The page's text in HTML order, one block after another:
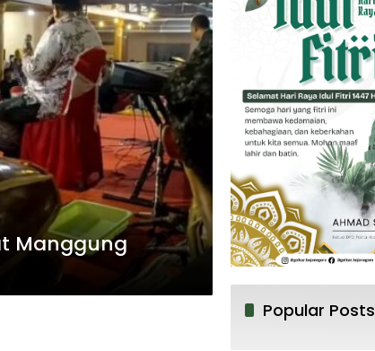
Manggung
Popular Posts